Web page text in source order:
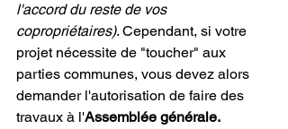
l'accord du reste de vos
copropriétaires). Cependant, si votre
projet nécessite de "toucher" aux
parties communes, vous devez alors
demander l'autorisation de faire des
travaux à l'Assemblée générale.